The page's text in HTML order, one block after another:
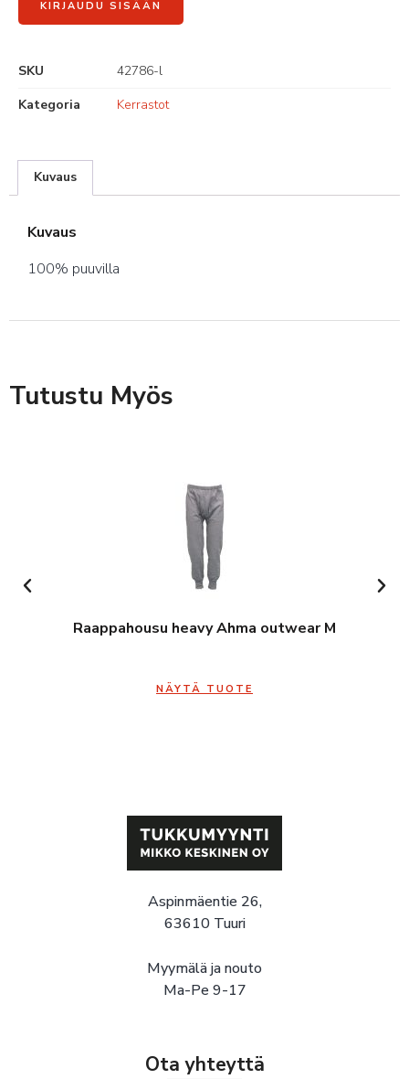
KIRJAUDU SISÄÄN
SKU
42786-l
Kategoria
Kerrastot
Kuvaus
Kuvaus
100% puuvilla
Tutustu Myös
Raappahousu heavy Ahma outwear M
NÄYTÄ TUOTE
Aspinmäentie 26,
63610 Tuuri
Myymälä ja nouto
Ma-Pe 9-17
Ota yhteyttä